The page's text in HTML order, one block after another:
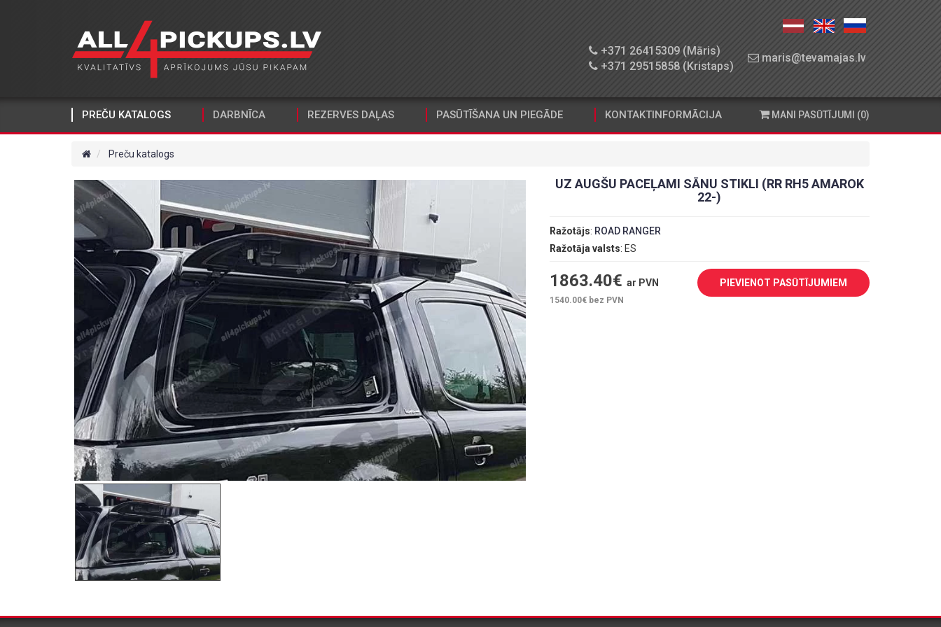
+371 26415309 (Māris)
+371 29515858 (Kristaps)
maris@tevamajas.lv
PREČU KATALOGS DARBNĪCA REZERVES DAĻAS PASŪTĪŠANA UN PIEGĀDE KONTAKTINFORMĀCIJA MANI PASŪTĪJUMI (0)
Preču katalogs
UZ AUGŠU PACEĻAMI SĀNU STIKLI (RR RH5 AMAROK
22-)
Ražotājs: ROAD RANGER
Ražotāja valsts: ES
1863.40€ ar PVN
1540.00€ bez PVN
PIEVIENOT PASŪTĪJUMIEM